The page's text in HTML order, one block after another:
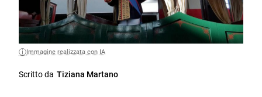
Immagine realizzata con IA
Scritto da Tiziana Martano